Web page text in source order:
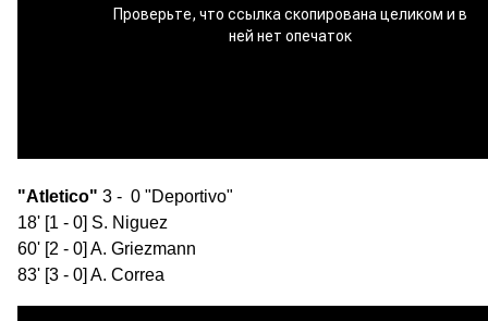
"Atletico" 3 - 0 "Deportivo"
18' [1 - 0] S. Niguez
60' [2 - 0] A. Griezmann
83' [3 - 0] A. Correa